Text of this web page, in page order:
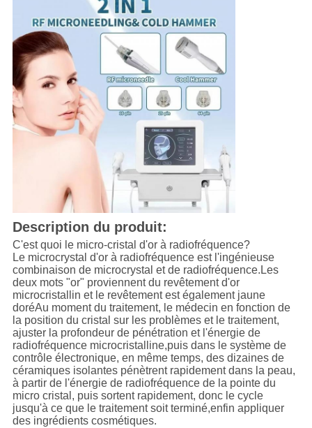
Description du produit:
C'est quoi le micro-cristal d'or à radiofréquence?
Le microcrystal d'or à radiofréquence est l'ingénieuse
combinaison de microcrystal et de radiofréquence.Les
deux mots "or" proviennent du revêtement d'or
microcristallin et le revêtement est également jaune
doréAu moment du traitement, le médecin en fonction de
la position du cristal sur les problèmes et le traitement,
ajuster la profondeur de pénétration et l'énergie de
radiofréquence microcristalline,puis dans le système de
contrôle électronique, en même temps, des dizaines de
céramiques isolantes pénètrent rapidement dans la peau,
à partir de l'énergie de radiofréquence de la pointe du
micro cristal, puis sortent rapidement, donc le cycle
jusqu'à ce que le traitement soit terminé,enfin appliquer
des ingrédients cosmétiques.